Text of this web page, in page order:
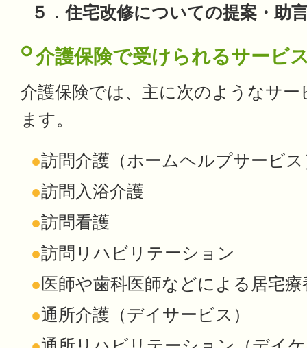
５．住宅改修についての提案・助
介護保険で受けられるサービ
介護保険では、主に次のようなサ
ます。
●訪問介護（ホームヘルプサービス
●訪問入浴介護
●訪問看護
●訪問リハビリテーション
●医師や歯科医師などによる居宅療
●通所介護（デイサービス）